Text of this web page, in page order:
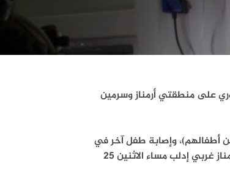
على منطقتي أرمناز وسرمين
وثلاثة من أطفالهم)، وإصابة طفل آخر في
غارات للطائرات الحربية الروسية استهدفت منزلاً في مزرعة علاتا بالقرب من بلدة أرمناز غربي إدلب مساء الاثنين 25